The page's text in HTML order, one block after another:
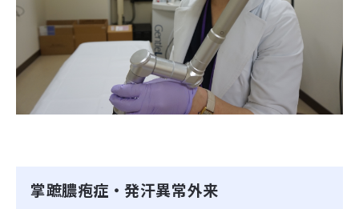
掌蹠膿疱症・発汗異常外来